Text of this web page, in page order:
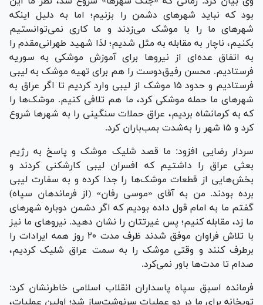
بود که نباید شهر‌های دشمن را بزنیم؛ اما به دلیل اینکه
شهر‌های ما را با موشک می‌زدند و ما کاری نمی‌توانستیم
بکنیم، ناچار به مقابله به مثل شدیم؛ لذا شهید طهرانی‌مقدم را
به اتفاق عده‌ای از نیرو‌ها برای آموزش موشکی به سوریه
فرستادیم. محسن رفیق‌دوست را هم برای تهیه موشک به لیبی
فرستادیم و حدود ۱۵ موشک از لیبی وارد کردیم تا اگر عراق به
شهر‌های ما حمله موشکی کرد، ما هم تلافی کنیم. موشک‌ها را
که به کرمانشاه بردیم، عراق حملات سنگینی را به شهر‌ها شروع
کرد و ۱۵ شهر را به‌شدت بمب‌باران کرد.
سردار رضایی افزود: ما قصد شلیک موشک و پاسخ به رژیم
بعثی عراق را داشتیم که افسران لیبی کارشکنی کردند و
بخش‌هایی از قطعات موشک‌ها را جدا کرده و به سفارت لیبی
برده بودند. من به آقای «موسی رفان» (از فرماندهان سپاه)
گفتم ما به امام قول داده بودیم که اگر دشمن دوباره شهر‌های
ما زد، مقابله کنیم؛ پس غیرتتان را نشان دهید. نیرو‌های ما نیز
با تلاش فراوان موفق شدند ظرف مدت ۲۰ روز همه ایرادات را
برطرف کنند و وقتی موشک را به سمت عراق شلیک کردیم،
صدام تا مدت‌ها باور نمی‌کرد.
فرمانده اسبق سپاه پاسداران انقلاب اسلامی خاطرنشان کرد:
توپخانه برای ما در دو عملیات سرنوشت‌ساز شد؛ اولین عملیات،